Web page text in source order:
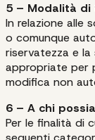
5 – Modalità
In relazione alle
o comunque
riservatezza e
appropriate per
modifica non
6 – A chi
Per le finalità di